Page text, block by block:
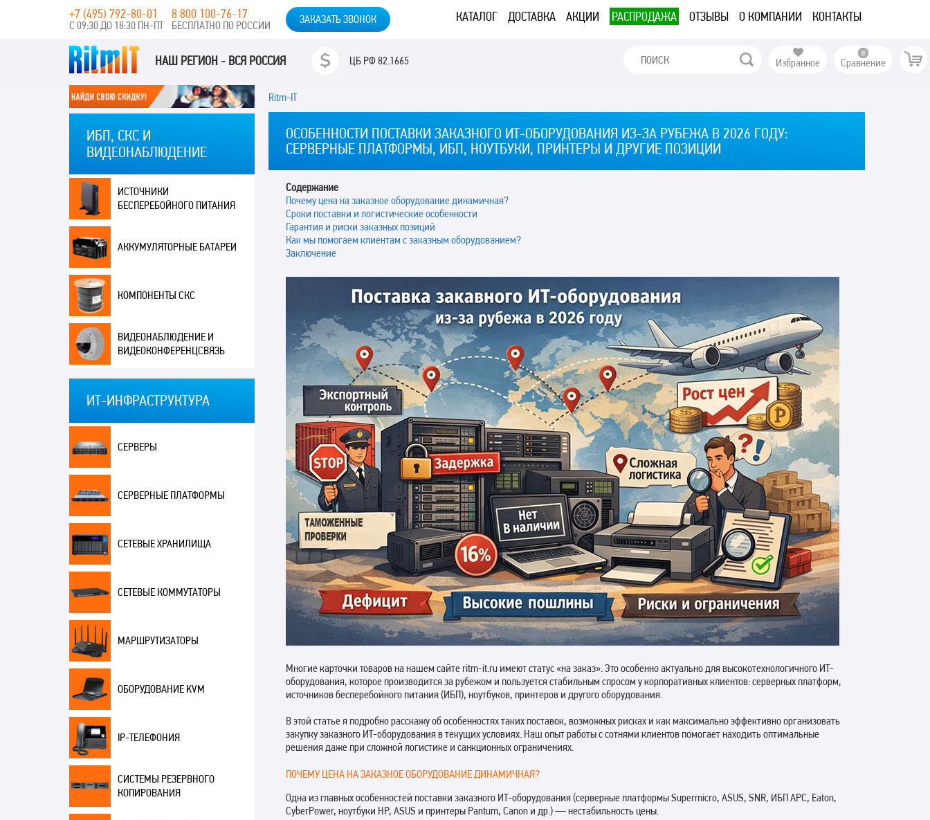
КАТАЛОГ ДОСТАВКА АКЦИИ РАСПРОДАЖА ОТЗЫВЫ О КОМПАНИИ КОНТАКТЫ
+7 (495) 792-80-01
С 09:30 ДО 18:30 ПН-ПТ
8 800 100-76-17
БЕСПЛАТНО ПО РОССИИ ЗАКАЗАТЬ ЗВОНОК
НАШ РЕГИОН - ВСЯ РОССИЯ ЦБ РФ82.1665 Избранное Сравнение
ИБП, СКС И
ВИДЕОНАБЛЮДЕНИЕ
ИСТОЧНИКИ
БЕСПЕРЕБОЙНОГО ПИТАНИЯ
АККУМУЛЯТОРНЫЕ БАТАРЕИ
КОМПОНЕНТЫ СКС
ВИДЕОНАБЛЮДЕНИЕ И
ВИДЕОКОНФЕРЕНЦСВЯЗЬ
ИТ-ИНФРАСТРУКТУРА
СЕРВЕРЫ
СЕРВЕРНЫЕ ПЛАТФОРМЫ
СЕТЕВЫЕ ХРАНИЛИЩА
СЕТЕВЫЕ КОММУТАТОРЫ
МАРШРУТИЗАТОРЫ
ОБОРУДОВАНИЕ KVM
IP-ТЕЛЕФОНИЯ
СИСТЕМЫ РЕЗЕРВНОГО
КОПИРОВАНИЯ
Ritm-IT
ОСОБЕННОСТИ ПОСТАВКИ ЗАКАЗНОГО ИТ-ОБОРУДОВАНИЯ ИЗ-ЗА РУБЕЖА В 2026 ГОДУ:
СЕРВЕРНЫЕ ПЛАТФОРМЫ, ИБП, НОУТБУКИ, ПРИНТЕРЫ И ДРУГИЕ ПОЗИЦИИ
Содержание
Почему цена на заказное оборудование динамичная?
Сроки поставки и логистические особенности
Гарантия и риски заказных позиций
Как мы помогаем клиентам с заказным оборудованием?
Заключение
Многие карточки товаров на нашем сайте ritm-it.ru имеют статус «на заказ». Это особенно актуально для высокотехнологичного ИТ-
оборудования, которое производится за рубежом и пользуется стабильным спросом у корпоративных клиентов: серверных платформ,
источников бесперебойного питания (ИБП), ноутбуков, принтеров и другого оборудования.
В этой статье я подробно расскажу об особенностях таких поставок, возможных рисках и как максимально эффективно организовать
закупку заказного ИТ-оборудования в текущих условиях. Наш опыт работы с сотнями клиентов помогает находить оптимальные
решения даже при сложной логистике и санкционных ограничениях.
ПОЧЕМУ ЦЕНА НА ЗАКАЗНОЕ ОБОРУДОВАНИЕ ДИНАМИЧНАЯ?
Одна из главных особенностей поставки заказного ИТ-оборудования (серверные платформы Supermicro, ASUS, SNR, ИБП APC, Eaton,
CyberPower, ноутбуки HP, ASUS и принтеры Pantum, Canon и др.) — нестабильность цены.